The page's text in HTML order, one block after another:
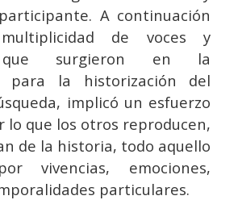
A continuación
de voces y
que surgieron en la
para la historización del
implicó un esfuerzo
lo que los otros reproducen,
de la historia, todo aquello
vivencias, emociones,
particulares.